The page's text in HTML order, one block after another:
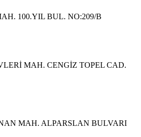
100.YIL BUL. NO:209/B
MAH. CENGİZ TOPEL CAD.
MAH. ALPARSLAN BULVARI